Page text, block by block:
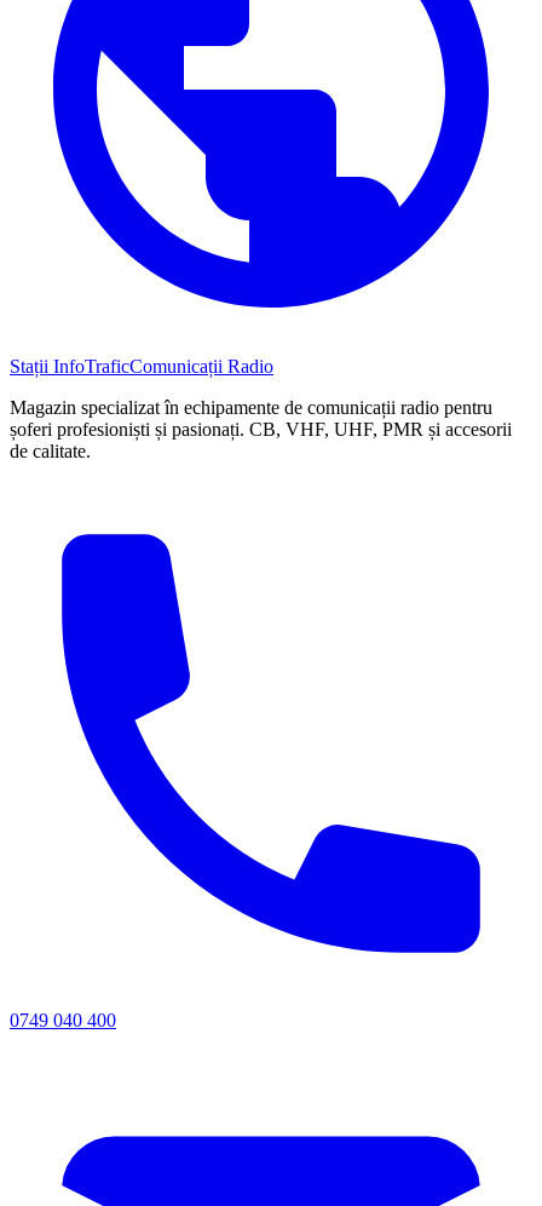
Stații InfoTraficComunicații Radio
Magazin specializat în echipamente de comunicații radio pentru
șoferi profesioniști și pasionați. CB, VHF, UHF, PMR și accesorii
de calitate.
0749 040 400